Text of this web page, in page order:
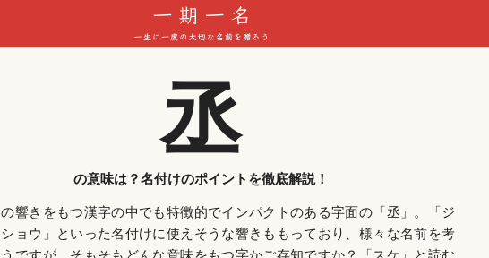
丞
の意味は？名付けのポイントを徹底解説！
響きをもつ漢字の中でも特徴的でインパクトのある字面の「丞」。「ジ
ョウ」といった名付けに使えそうな響きももっており、様々な名前を考
ですが、そもそもどんな意味をもつ字かご存知ですか？「スケ」と読む